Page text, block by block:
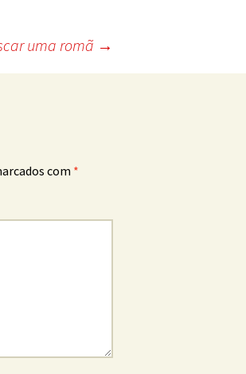
uma romã →
com *